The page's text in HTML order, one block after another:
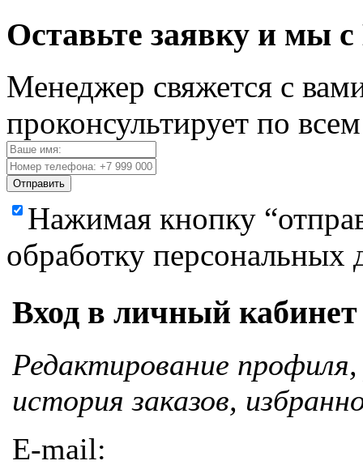
Оставьте заявку и мы
Менеджер свяжется с
проконсультирует по
Отправить
Нажимая кнопку
обработку персональных
Вход в личный кабинет
Редактирование
история заказов,
E-mail: